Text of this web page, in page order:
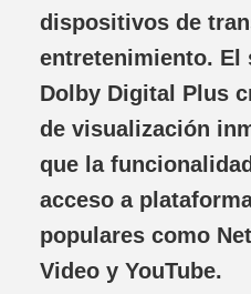
dispositivos de
entretenimiento. El
Dolby Digital Plus
de visualización
que la
acceso a
populares como
Video y YouTube.